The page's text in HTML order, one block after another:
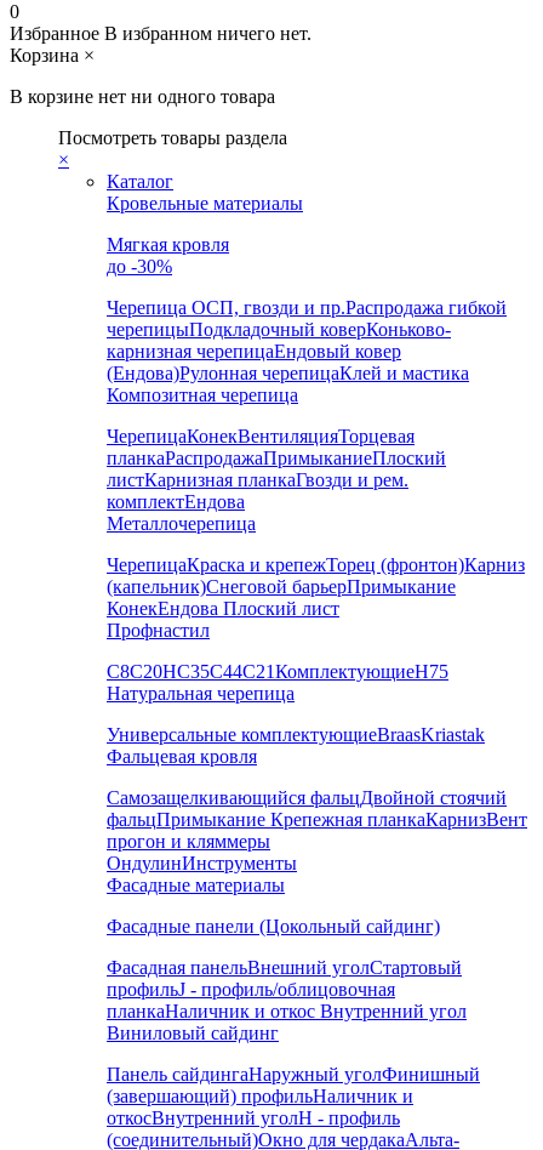
0
Избранное В избранном ничего нет.
Корзина ×
В корзине нет ни одного товара
Посмотреть товары раздела
×
Каталог
Кровельные материалы
Мягкая кровля
до -30%
Черепица ОСП, гвозди и пр.Распродажа гибкой
черепицыПодкладочный коверКоньково-
карнизная черепицаЕндовый ковер
(Ендова)Рулонная черепицаКлей и мастика
Композитная черепица
ЧерепицаКонекВентиляцияТорцевая
планкаРаспродажаПримыканиеПлоский
листКарнизная планкаГвозди и рем.
комплектЕндова
Металлочерепица
ЧерепицаКраска и крепежТорец (фронтон)Карниз
(капельник)Снеговой барьерПримыкание
КонекЕндова Плоский лист
Профнастил
С8С20НС35С44С21КомплектующиеН75
Натуральная черепица
Универсальные комплектующиеBraasKriastak
Фальцевая кровля
Самозащелкивающийся фальцДвойной стоячий
фальцПримыкание Крепежная планкаКарнизВент
прогон и кляммеры
ОндулинИнструменты
Фасадные материалы
Фасадные панели (Цокольный сайдинг)
Фасадная панельВнешний уголСтартовый
профильJ - профиль/облицовочная
планкаНаличник и откос Внутренний угол
Виниловый сайдинг
Панель сайдингаНаружный уголФинишный
(завершающий) профильНаличник и
откосВнутренний уголH - профиль
(соединительный)Окно для чердакаАльта-